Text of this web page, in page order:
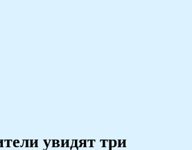
увидят три